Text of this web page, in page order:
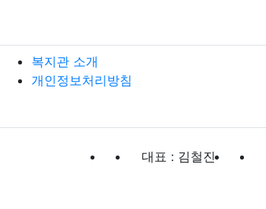
복지관 소개
개인정보처리방침
대표 : 김철진